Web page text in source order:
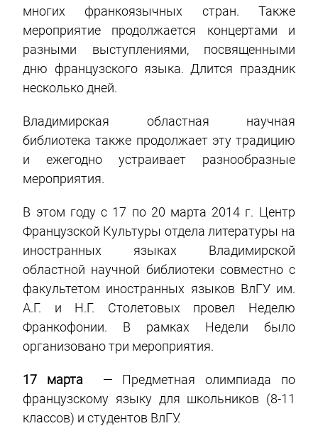
многих франкоязычных стран. Также
мероприятие продолжается концертами и
разными выступлениями, посвященными
дню французского языка. Длится праздник
несколько дней.
Владимирская областная научная
библиотека также продолжает эту традицию
и ежегодно устраивает разнообразные
мероприятия.
В этом году с 17 по 20 марта 2014 г. Центр
Французской Культуры отдела литературы на
иностранных языках Владимирской
областной научной библиотеки совместно с
факультетом иностранных языков ВлГУ им.
А.Г. и Н.Г. Столетовых провел Неделю
Франкофонии. В рамках Недели было
организовано три мероприятия.
17 марта
— Предметная олимпиада по
французскому языку для школьников (8-11
классов) и студентов ВлГУ.